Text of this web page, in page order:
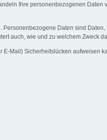
Ihre personenbezogenen
Daten sind
auch, wie und zu welchem Zweck
Mail) Sicherheitslücken aufweisen